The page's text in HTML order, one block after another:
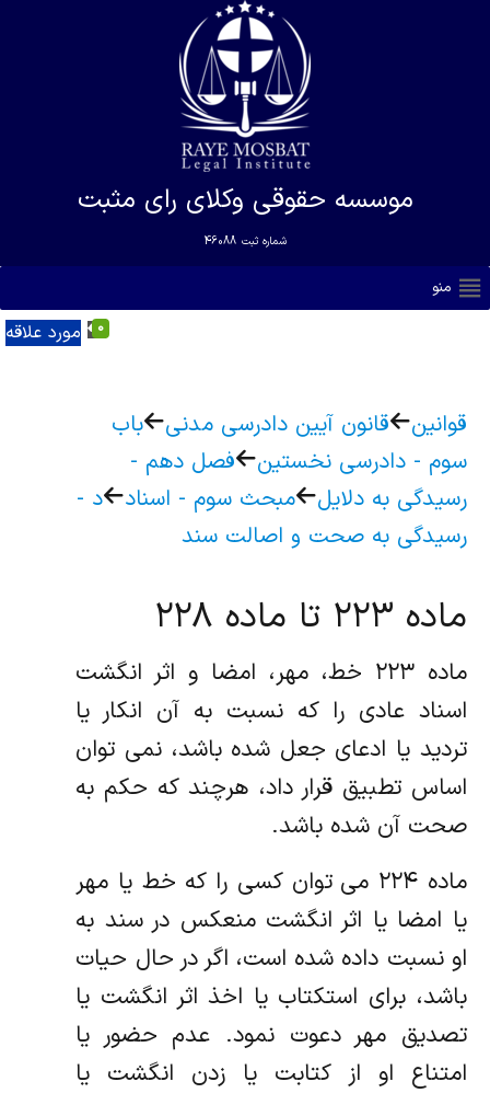
موسسه حقوقی وکلای رای مثبت
شماره ثبت 46088
منو
مورد علاقه 0
قوانین قانون آیین دادرسی مدنی
باب
سوم - دادرسی نخستین
فصل دهم -
رسیدگی به دلایل
مبحث سوم - اسناد
د -
رسیدگی به صحت و اصالت سند
ماده ۲۲۳ تا ماده ۲۲۸
ماده ۲۲۳ خط، مهر، امضا و اثر انگشت
اسناد عادی را که نسبت به آن انکار یا
تردید یا ادعای جعل شده باشد، نمی توان
اساس تطبیق قرار داد، هرچند که حکم به
صحت آن شده باشد.
ماده ۲۲۴ می توان کسی را که خط یا مهر
یا امضا یا اثر انگشت منعکس در سند به
او نسبت داده شده است، اگر در حال حیات
باشد، برای استکتاب یا اخذ اثر انگشت یا
تصدیق مهر دعوت نمود. عدم حضور یا
امتناع او از کتابت یا زدن انگشت یا